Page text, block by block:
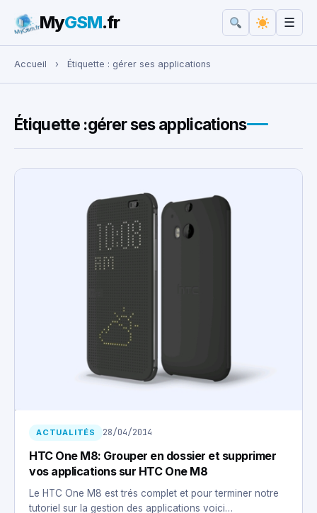
Rechercher :
MyGSM.fr ☰
Accueil › Étiquette : gérer ses applications
Étiquette :gérer ses applications
ACTUALITÉS 28/04/2014
HTC One M8: Grouper en dossier et supprimer
vos applications sur HTC One M8
Le HTC One M8 est trés complet et pour terminer notre
tutoriel sur la gestion des applications voici…